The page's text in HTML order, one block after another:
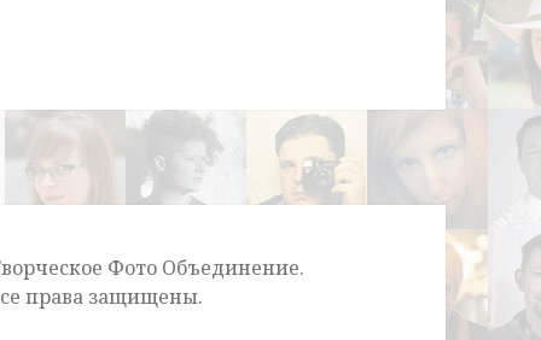
Фото Объединение.
права защищены.